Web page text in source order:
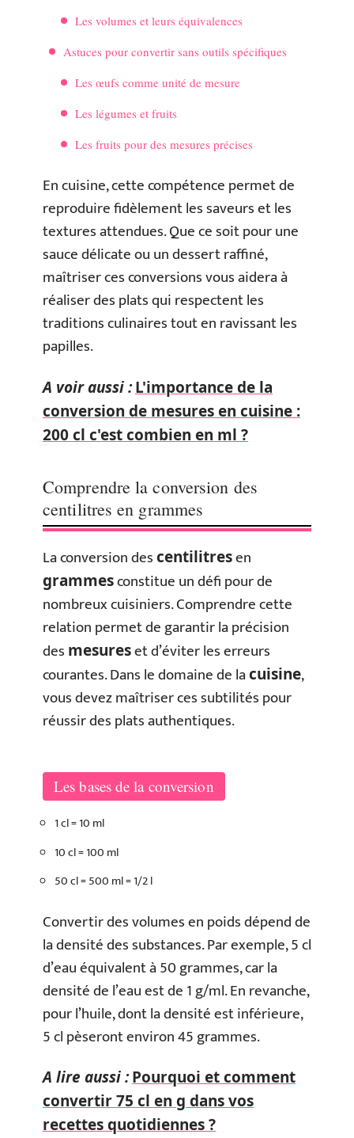
Les volumes et leurs équivalences
Astuces pour convertir sans outils spécifiques
Les œufs comme unité de mesure
Les légumes et fruits
Les fruits pour des mesures précises
En cuisine, cette compétence permet de
reproduire fidèlement les saveurs et les
textures attendues. Que ce soit pour une
sauce délicate ou un dessert raffiné,
maîtriser ces conversions vous aidera à
réaliser des plats qui respectent les
traditions culinaires tout en ravissant les
papilles.
A voir aussi :L'importance de la
conversion de mesures en cuisine :
200 cl c'est combien en ml ?
Comprendre la conversion des
centilitres en grammes
La conversion descentilitresen
grammesconstitue un défi pour de
nombreux cuisiniers. Comprendre cette
relation permet de garantir la précision
des mesureset d’éviter les erreurs
courantes. Dans le domaine de lacuisine,
vous devez maîtriser ces subtilités pour
réussir des plats authentiques.
Les bases de la conversion
1 cl = 10 ml
10 cl = 100 ml
50 cl = 500 ml = 1/2 l
Convertir des volumes en poids dépend de
la densité des substances. Par exemple, 5 cl
d’eau équivalent à 50 grammes, car la
densité de l’eau est de 1 g/ml. En revanche,
pour l’huile, dont la densité est inférieure,
5 cl pèseront environ 45 grammes.
A lire aussi :Pourquoi et comment
convertir 75 cl en g dans vos
recettes quotidiennes ?